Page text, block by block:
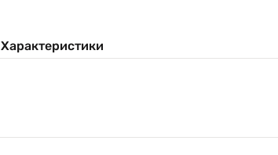
Характеристики